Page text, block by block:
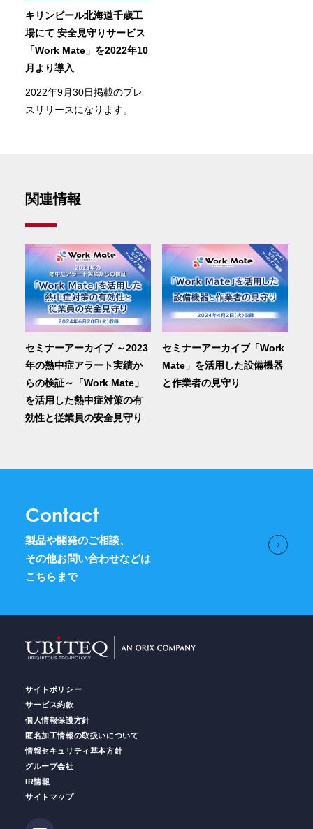
キリンビール北海道千歳工
場にて 安全見守りサービス
「Work Mate」を2022年10
月より導入
2022年9月30日掲載のプレ
スリリースになります。
関連情報
セミナーアーカイブ ～2023
年の熱中症アラート実績か
らの検証～「Work Mate」
を活用した熱中症対策の有
効性と従業員の安全見守り
セミナーアーカイブ「Work
Mate」を活用した設備機器
と作業者の見守り
Contact
製品や開発のご相談、
その他お問い合わせなどは
こちらまで
サイトポリシー
サービス約款
個人情報保護方針
匿名加工情報の取扱いについて
情報セキュリティ基本方針
グループ会社
IR情報
サイトマップ